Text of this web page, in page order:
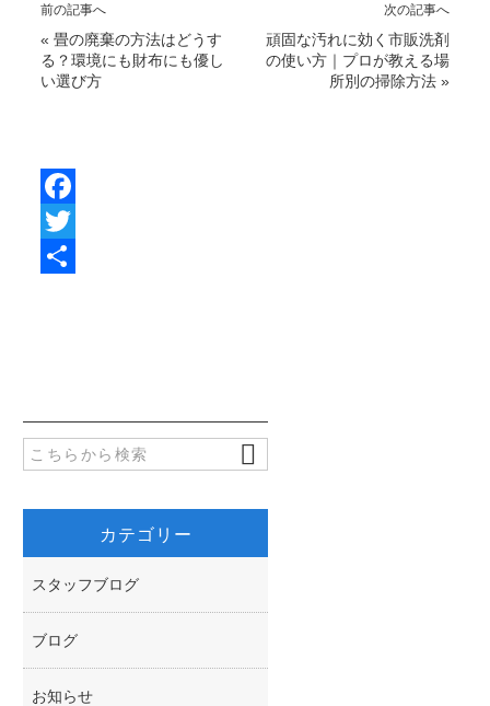
前の記事へ
« 畳の廃棄の方法はどうす
る？環境にも財布にも優し
い選び方
次の記事へ
頑固な汚れに効く市販洗剤
の使い方｜プロが教える場
所別の掃除方法 »
F
カテゴリー
スタッフブログ
ブログ
お知らせ